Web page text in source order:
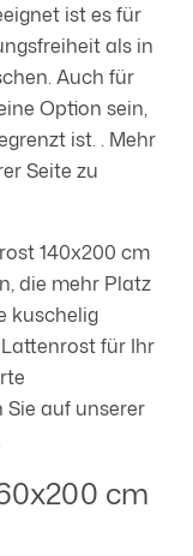
ist es für
als in
Auch für
Option sein,
ist. . Mehr
Seite zu
140x200 cm
die mehr Platz
kuschelig
für Ihr
auf unserer
cm